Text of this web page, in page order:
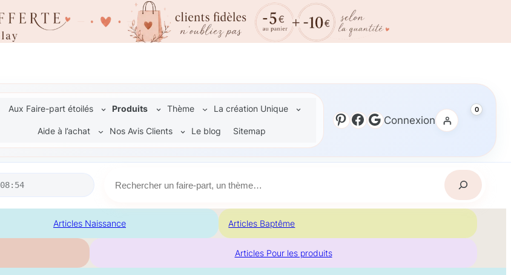
Aux Faire-part étoilés Produits Thème La création Unique
Aide à l’achat Nos Avis Clients Le blog Sitemap
Pinterest
Facebook
Google
Connexion
0
08:54
c
h
e
c
Articles Naissance Articles Baptême
Articles Pour les produits